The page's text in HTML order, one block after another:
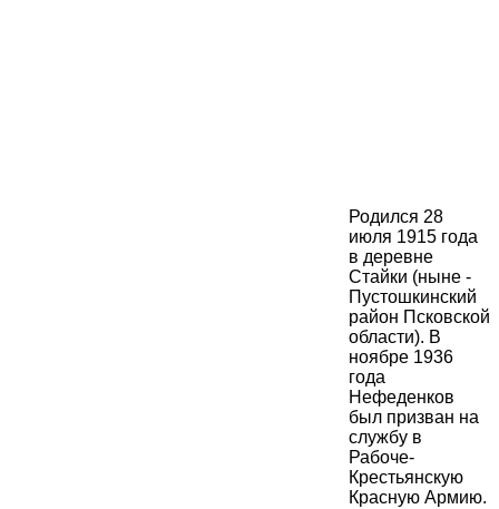
Родился 28
июля 1915 года
в деревне
Стайки (ныне -
Пустошкинский
район Псковской
области). В
ноябре 1936
года
Нефеденков
был призван на
службу в
Рабоче-
Крестьянскую
Красную Армию.